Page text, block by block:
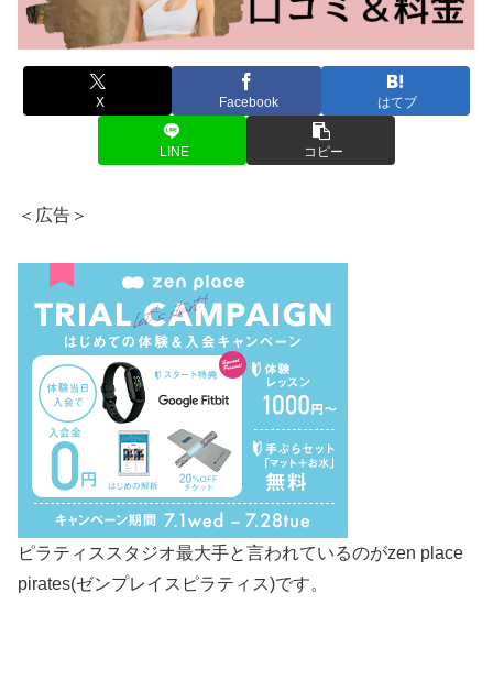
X Facebook はてブ
LINE コピー
＜広告＞
ピラティススタジオ最大手と言われているのがzen place
pirates(ゼンプレイスピラティス)です。